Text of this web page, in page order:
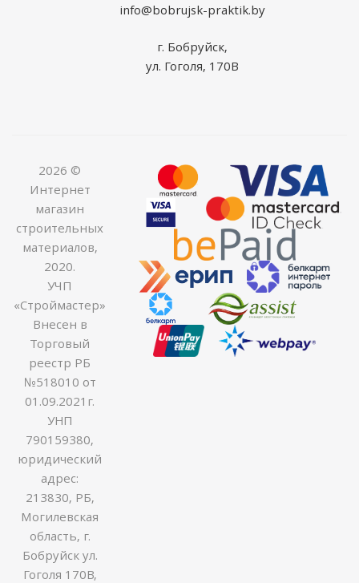
info@bobrujsk-praktik.by
г. Бобруйск,
ул. Гоголя, 170В
2026 ©
Интернет
магазин
строительных
материалов,
2020.
УЧП
«Строймастер»
Внесен в
Торговый
реестр РБ
№518010 от
01.09.2021г.
УНП
790159380,
юридический
адрес:
213830, РБ,
Могилевская
область, г.
Бобруйск ул.
Гоголя 170В,